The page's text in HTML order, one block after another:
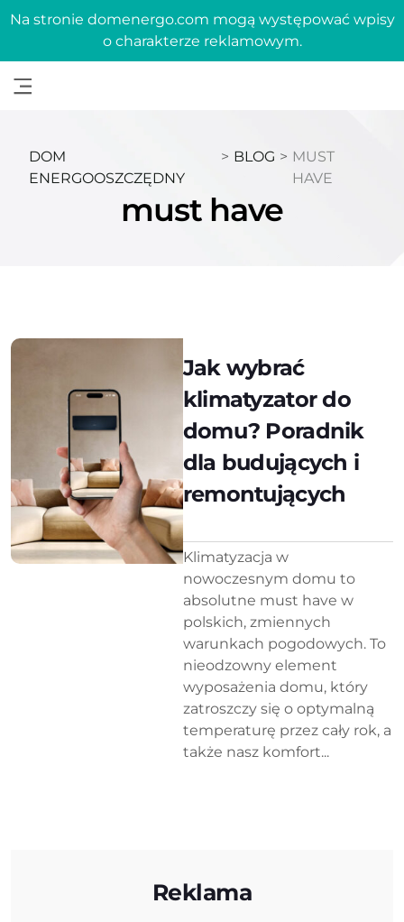
Na stronie domenergo.com mogą występować wpisy
o charakterze reklamowym.
DOM
ENERGOOSZCZĘDNY
> BLOG > MUST
HAVE
must have
Jak wybrać
klimatyzator do
domu? Poradnik
dla budujących i
remontujących
Klimatyzacja w
nowoczesnym domu to
absolutne must have w
polskich, zmiennych
warunkach pogodowych. To
nieodzowny element
wyposażenia domu, który
zatroszczy się o optymalną
temperaturę przez cały rok, a
także nasz komfort...
Reklama